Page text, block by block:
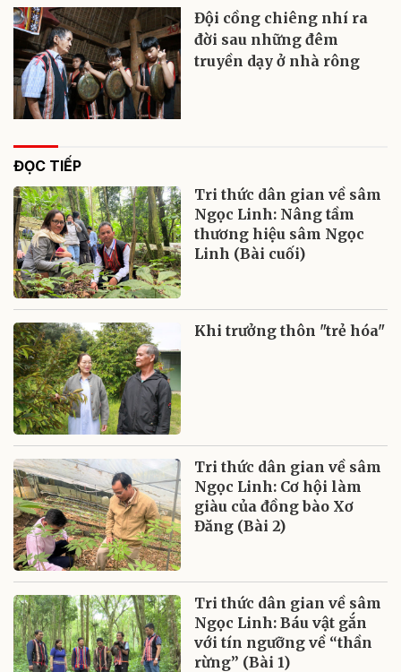
Đội cồng chiêng nhí ra
đời sau những đêm
truyền dạy ở nhà rông
ĐỌC TIẾP
Tri thức dân gian về sâm
Ngọc Linh: Nâng tầm
thương hiệu sâm Ngọc
Linh (Bài cuối)
Khi trưởng thôn "trẻ hóa"
Tri thức dân gian về sâm
Ngọc Linh: Cơ hội làm
giàu của đồng bào Xơ
Đăng (Bài 2)
Tri thức dân gian về sâm
Ngọc Linh: Báu vật gắn
với tín ngưỡng về “thần
rừng” (Bài 1)